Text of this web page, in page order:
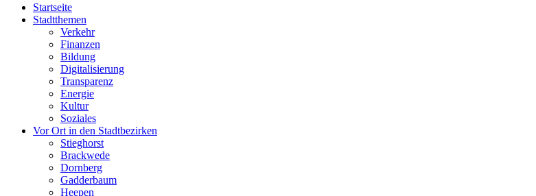
Startseite
Stadtthemen
Verkehr
Finanzen
Bildung
Digitalisierung
Transparenz
Energie
Kultur
Soziales
Vor Ort in den Stadtbezirken
Stieghorst
Brackwede
Dornberg
Gadderbaum
Heepen